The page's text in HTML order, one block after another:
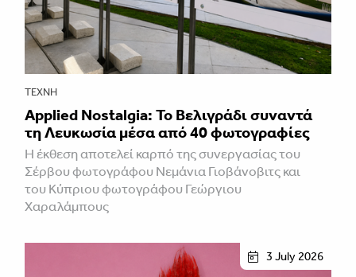
ΤΈΧΝΗ
Applied Nostalgia: Το Βελιγράδι συναντά
τη Λευκωσία μέσα από 40 φωτογραφίες
Η έκθεση αποτελεί καρπό της συνεργασίας του
Σέρβου φωτογράφου Νεμάνια Γιοβάνοβιτς και
του Κύπριου φωτογράφου Γεώργιου
Χαραλάμπους
3 July 2026